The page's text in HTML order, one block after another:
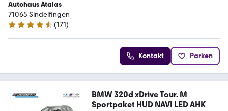
Autohaus Atalas
71065 Sindelfingen
4.6 Sterne
(171)
Kontakt Parken
BMW 320d xDrive Tour. M
Sportpaket HUD NAVI LED AHK